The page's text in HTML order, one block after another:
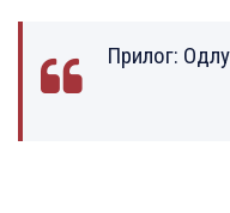
Прилог: